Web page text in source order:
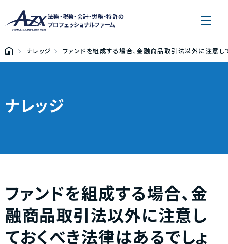
法務・税務・会計・労務・特許の
プロフェッショナルファーム
ナレッジ ファンドを組成する場合、金融商品取引法以外に注意し
ナレッジ
ファンドを組成する場合、金
融商品取引法以外に注意し